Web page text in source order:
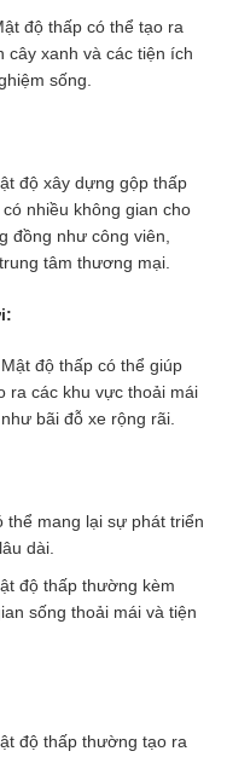
độ thấp có thể tạo ra
cây xanh và các tiện ích
sống.
độ xây dựng gộp thấp
nhiều không gian cho
đồng như công viên,
tâm thương mại.
Mật độ thấp có thể giúp
ra các khu vực thoải mái
bãi đỗ xe rộng rãi.
thể mang lại sự phát triển
dài.
độ thấp thường kèm
sống thoải mái và tiện
độ thấp thường tạo ra